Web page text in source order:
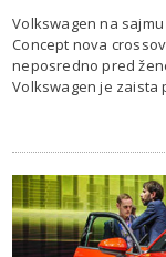
Volkswagen na
Concept nova
neposredno pred
Volkswagen je zaista